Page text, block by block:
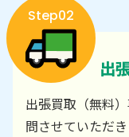
Step02
出
出張買取（無料
問させていただき